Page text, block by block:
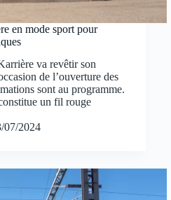
en mode sport pour
va revêtir son
de l’ouverture des
sont au programme.
un fil rouge
07/2024